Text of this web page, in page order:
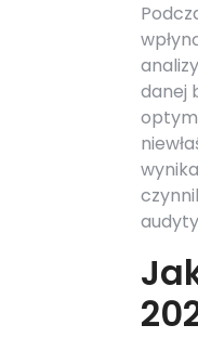
danej